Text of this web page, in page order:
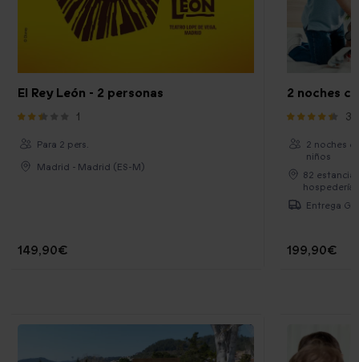
El Rey León - 2 personas
1
Para 2 pers.
Madrid - Madrid (ES-M)
149,90€
2 noches
2 noches
niños
82
Entrega
199,90€